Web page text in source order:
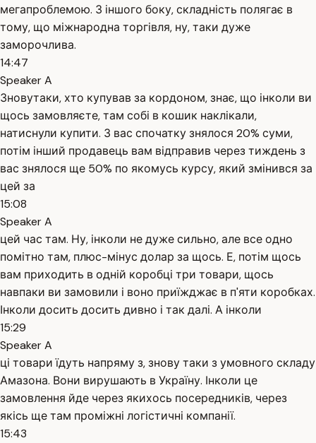
мегапроблемою. З іншого боку, складність полягає в
тому, що міжнародна торгівля, ну, таки дуже
заморочлива.
14:47
Speaker A
Зновутаки, хто купував за кордоном, знає, що інколи ви
щось замовляєте, там собі в кошик наклікали,
натиснули купити. З вас спочатку знялося 20% суми,
потім інший продавець вам відправив через тиждень з
вас знялося ще 50% по якомусь курсу, який змінився за
цей за
15:08
Speaker A
цей час там. Ну, інколи не дуже сильно, але все одно
помітно там, плюс-мінус долар за щось. Е, потім щось
вам приходить в одній коробці три товари, щось
навпаки ви замовили і воно приїжджає в п'яти коробках.
Інколи досить досить дивно і так далі. А інколи
15:29
Speaker A
ці товари їдуть напряму з, знову таки з умовного складу
Амазона. Вони вирушають в Україну. Інколи це
замовлення йде через якихось посередників, через
якісь ще там проміжні логістичні компанії.
15:43